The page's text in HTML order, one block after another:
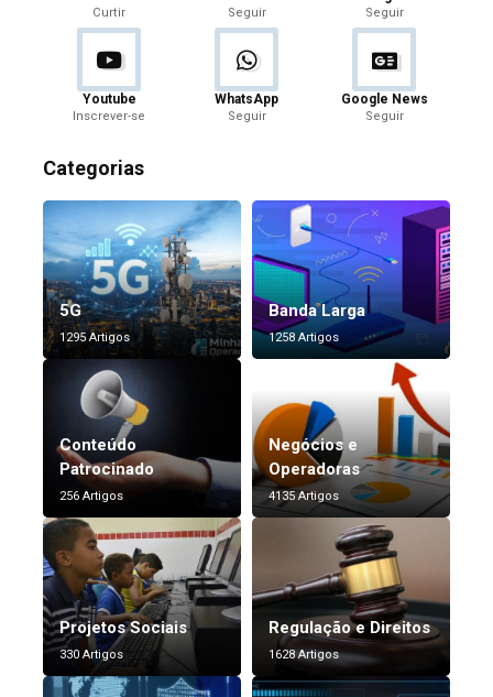
Curtir Seguir Seguir
Youtube
Inscrever-se
WhatsApp
Seguir
Google News
Seguir
Categorias
5G
1295 Artigos
Banda Larga
1258 Artigos
Conteúdo
Patrocinado
256 Artigos
Negócios e
Operadoras
4135 Artigos
Projetos Sociais
330 Artigos
Regulação e Direitos
1628 Artigos